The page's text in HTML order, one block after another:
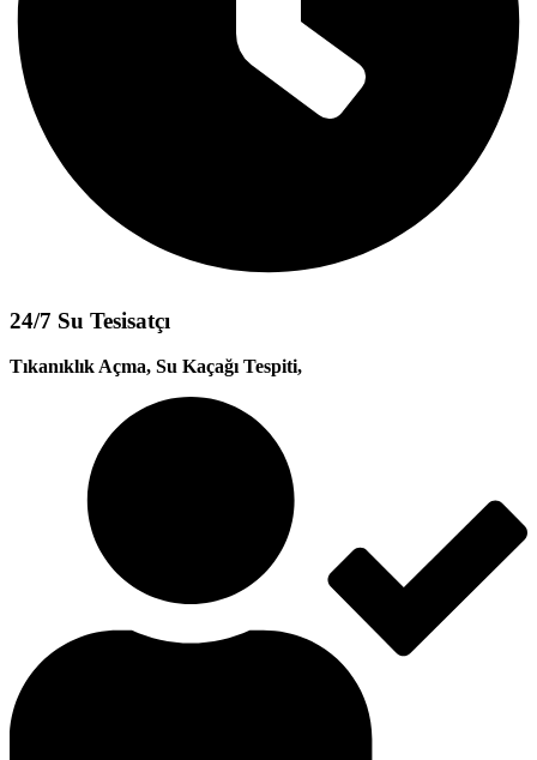
24/7 Su Tesisatçı
Tıkanıklık Açma, Su Kaçağı Tespiti,